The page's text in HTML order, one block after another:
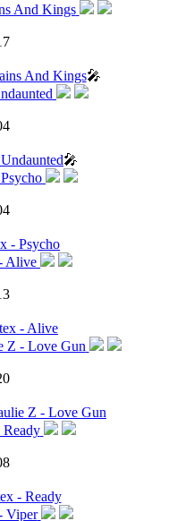
And Kings🎤
🎤
- Psycho
- Alive
Z - Love Gun
- Ready